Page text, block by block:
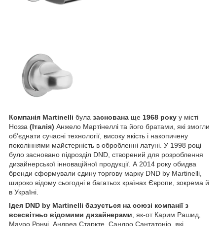
Компанія Martinelli була заснована ще 1968 року у місті
Нозза (Італія) Анжело Мартінеллі та його братами, які змогли
об'єднати сучасні технології, високу якість і накопичену
поколіннями майстерність в обробленні латуні. У 1998 році
було засновано підрозділ DND, створений для розроблення
дизайнерської інноваційної продукції. А 2014 року обидва
бренди сформували єдину торгову марку DND by Martinelli,
широко відому сьогодні в багатьох країнах Європи, зокрема й
в Україні.
Ідея DND by Martinelli базується на союзі компанії з
всесвітньо відомими дизайнерами , як-от Карим Рашид,
Мауро Рончі, Андреа Старкте, Сандро Сантатоніо, які